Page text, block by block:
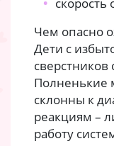
Чем опасно
Дети с
сверстников
Полненькие
склонны к
реакциям –
работу